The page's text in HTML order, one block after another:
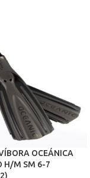
OCEÁNICA
H/M SM 6-7